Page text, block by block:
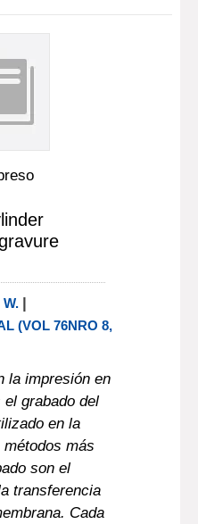
|
(VOL 76NRO 8,
la impresión en
el grabado del
en la
más
son el
transferencia
Cada